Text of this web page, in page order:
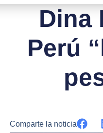
Dina
Perú
Comparte la noticia